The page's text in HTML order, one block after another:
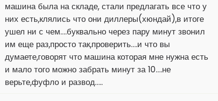
машина была на складе, стали предлагать все что у
них есть,клялись что они диллеры(хюндай),в итоге
ушел ни с чем….буквально через пару минут звонил
им еще раз,просто так,проверить….и что вы
думаете,говорят что машина которая мне нужна есть
и мало того можно забрать минут за 10….не
верьте,фуфло и развод…..